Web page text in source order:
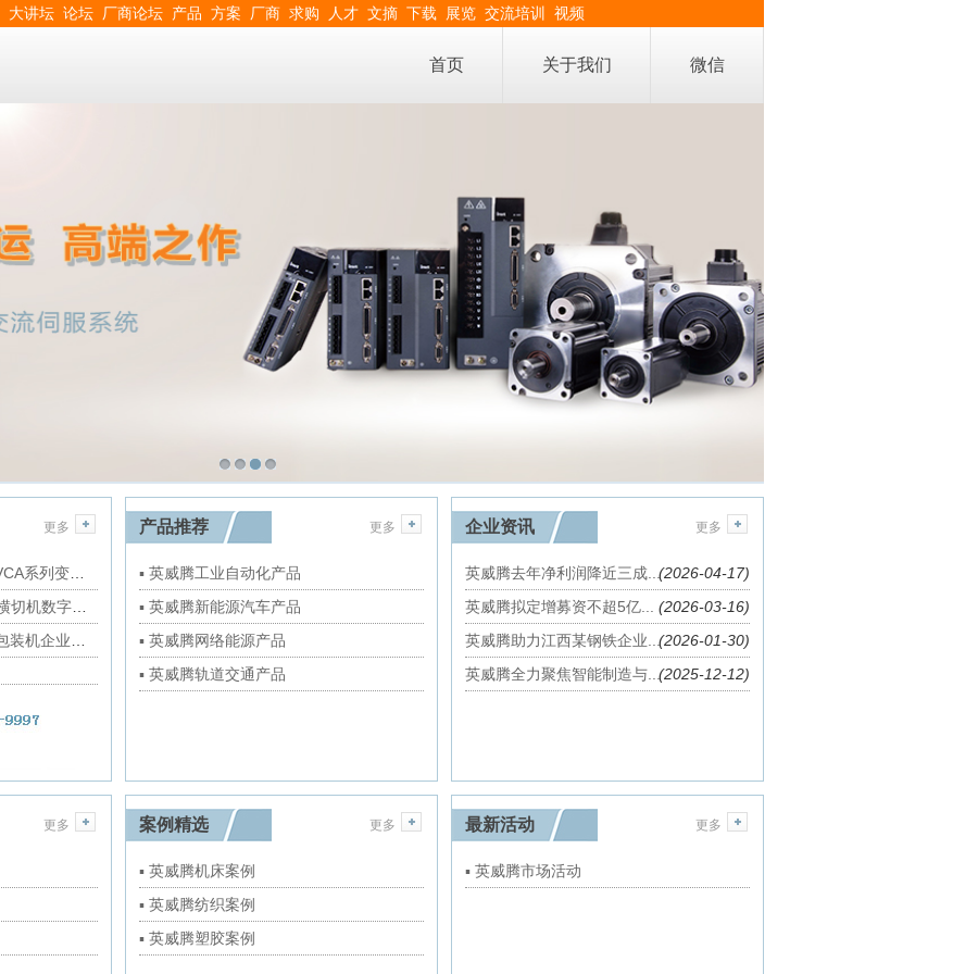
大讲坛 论坛 厂商论坛 产品 方案 厂商 求购 人才 文摘 下载 展览 交流培训 视频
首页 关于我们 微信
1 2 3 4
更多 产品推荐 更多
▪ 英威腾工业自动化产品
▪ 英威腾新能源汽车产品
▪ 英威腾网络能源产品
▪ 英威腾轨道交通产品
企业资讯 更多
英威腾去年净利润降近三成...(2026-04-17)
英威腾拟定增募资不超5亿...
(2026-03-16)
英威腾助力江西某钢铁企业...(2026-01-30)
英威腾全力聚焦智能制造与...(2025-12-12)
更多 案例精选 更多
▪ 英威腾机床案例
▪ 英威腾纺织案例
▪ 英威腾塑胶案例
最新活动 更多
▪ 英威腾市场活动